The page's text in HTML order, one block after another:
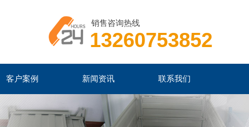
13260753852
销售咨询热线
客户案例 新闻资讯 联系我们